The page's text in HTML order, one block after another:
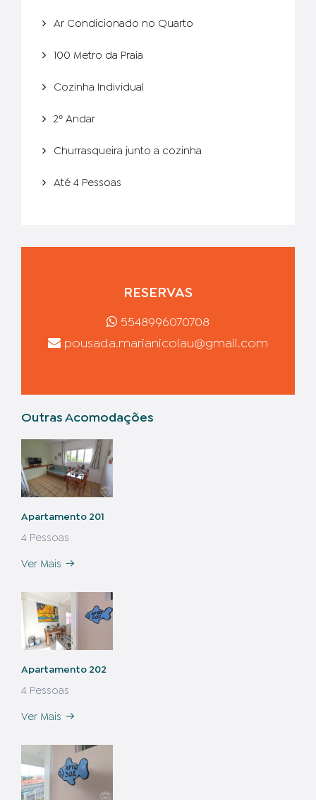
Ar Condicionado no Quarto
100 Metro da Praia
Cozinha Individual
2º Andar
Churrasqueira junto a cozinha
Até 4 Pessoas
RESERVAS
5548996070708
pousada.marianicolau@gmail.com
Outras Acomodações
Apartamento 201
4 Pessoas
Ver Mais
Apartamento 202
4 Pessoas
Ver Mais